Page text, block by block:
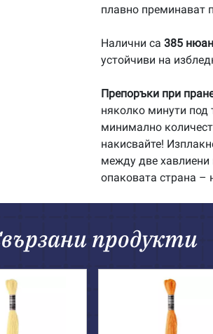
плавно преминават
Налични са 385
устойчиви на
Препоръки при
няколко минути под
минимално
накисвайте!
между две хавлиени
опаковата страна –
продукти